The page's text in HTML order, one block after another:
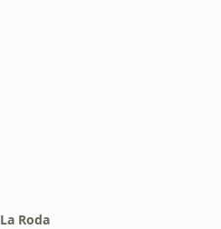
La Roda